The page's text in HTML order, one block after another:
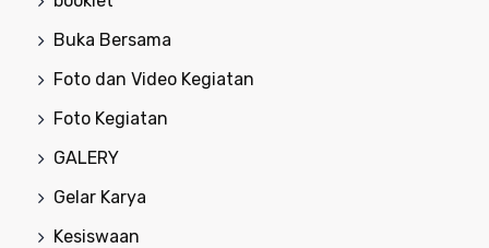
Buka Bersama
Foto dan Video Kegiatan
Foto Kegiatan
GALERY
Gelar Karya
Kesiswaan